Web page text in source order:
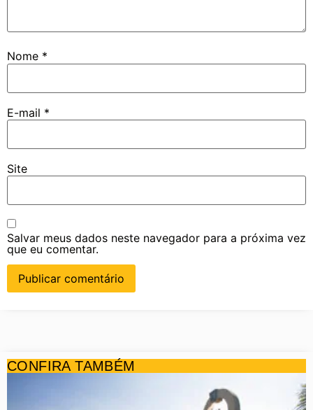
Nome *
E-mail *
Site
Salvar meus dados neste navegador para a próxima vez
que eu comentar.
CONFIRA TAMBÉM